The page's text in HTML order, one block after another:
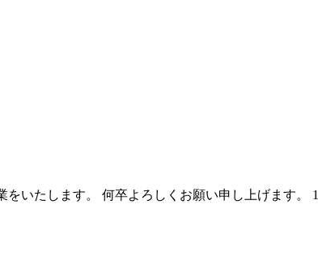
をいたします。 何卒よろしくお願い申し上げます